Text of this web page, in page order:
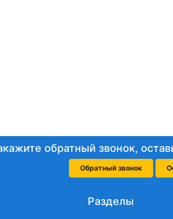
обратный звонок,
Обратный звонок
Разделы